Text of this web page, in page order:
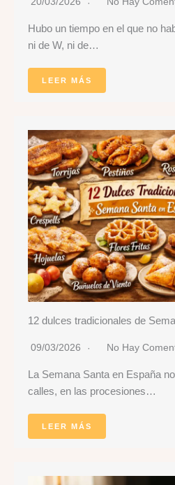
Hubo un tiempo en el que no
ni de W, ni de…
LEER MÁS
12 dulces tradicionales de
09/03/2026 No Hay
La Semana Santa en España
calles, en las procesiones…
LEER MÁS